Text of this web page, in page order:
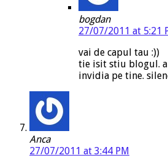
bogdan
27/07/2011 at 5:21
vai de capul tau :))
tie isit stiu blogul.
invidia pe tine.
Anca
27/07/2011 at 3:44 PM